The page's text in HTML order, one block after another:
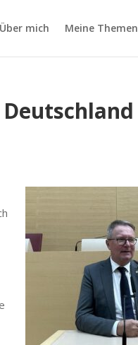
Über mich Meine Themen